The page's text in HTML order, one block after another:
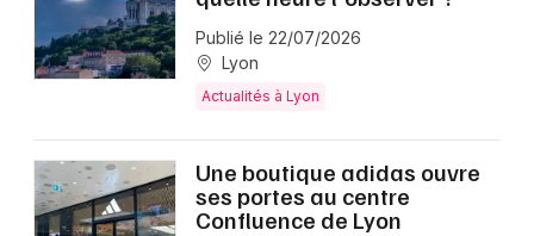
Publié le 22/07/2026
Lyon
Actualités à Lyon
Une boutique adidas ouvre
ses portes au centre
Confluence de Lyon